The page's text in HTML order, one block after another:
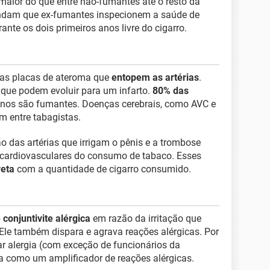
que ex-fumantes inspecionem a saúde de
os dois primeiros anos livre do cigarro.
placas de ateroma que entopem as artérias.
podem evoluir para um infarto. 80% das
são fumantes. Doenças cerebrais, como AVC e
entre tabagistas.
das artérias que irrigam o pênis e a trombose
do consumo de tabaco. Esses
com a quantidade de cigarro consumido.
conjuntivite alérgica em razão da irritação que
também dispara e agrava reações alérgicas. Por
alergia (com exceção de funcionários da
um amplificador de reações alérgicas.